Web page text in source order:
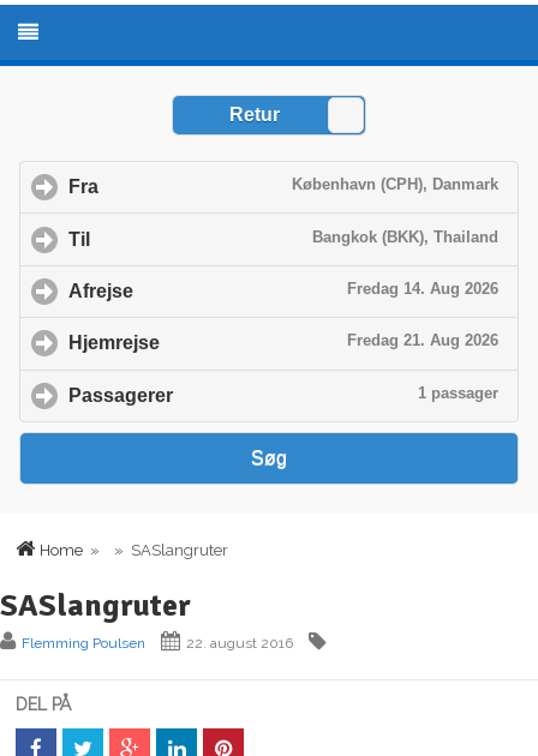
Home » » SASlangruter
SASlangruter
Flemming Poulsen 22. august 2016
DEL PÅ